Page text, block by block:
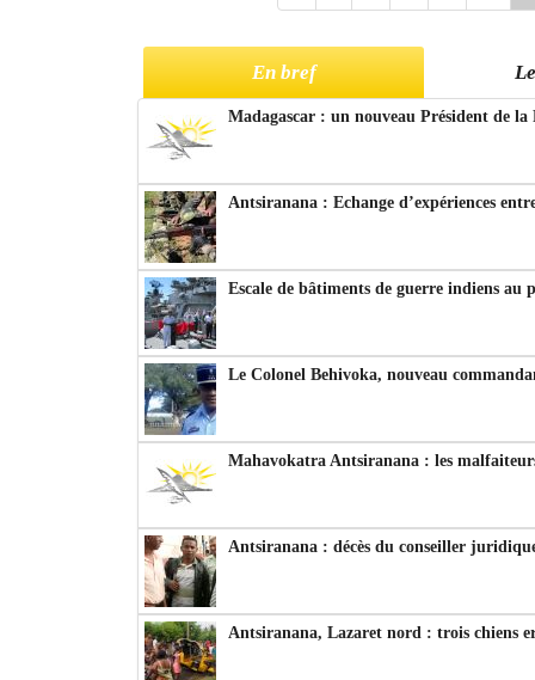
En bref
Madagascar : un nouveau Président de
Antsiranana : Echange d’expériences
Escale de bâtiments de guerre indiens au
Le Colonel Behivoka, nouveau
Mahavokatra Antsiranana : les
Antsiranana : décès du conseiller
Antsiranana, Lazaret nord : trois chiens